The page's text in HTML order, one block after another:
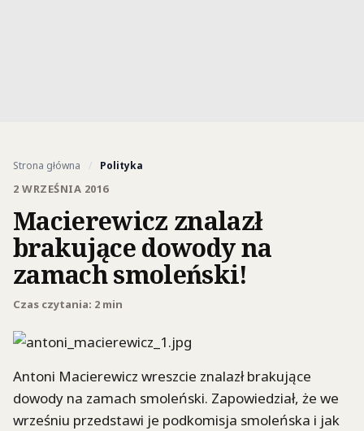
Strona główna / Polityka
2 WRZEŚNIA 2016
Macierewicz znalazł
brakujące dowody na
zamach smoleński!
Czas czytania: 2 min
Antoni Macierewicz wreszcie znalazł brakujące
dowody na zamach smoleński. Zapowiedział, że we
wrześniu przedstawi je podkomisja smoleńska i jak